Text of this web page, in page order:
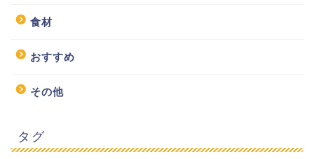
食材
おすすめ
その他
タグ